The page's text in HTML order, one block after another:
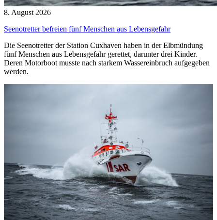
8. August 2026
Seenotretter befreien fünf Menschen aus Lebensgefahr
Die Seenotretter der Station Cuxhaven haben in der Elbmündung
fünf Menschen aus Lebensgefahr gerettet, darunter drei Kinder.
Deren Motorboot musste nach starkem Wassereinbruch aufgegeben
werden.